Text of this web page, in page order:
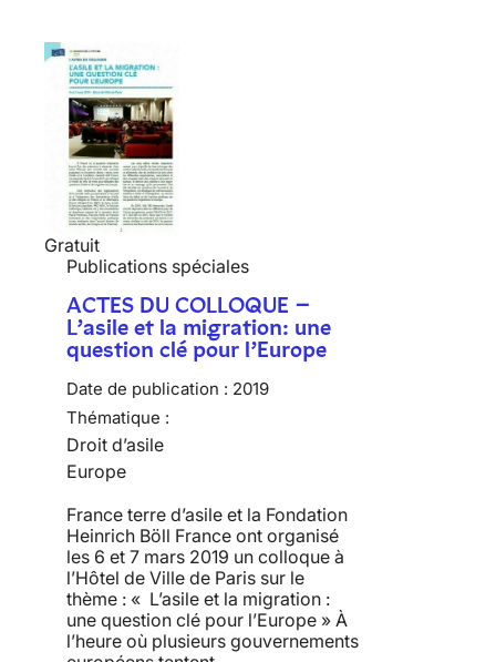
Gratuit
Publications spéciales
ACTES DU COLLOQUE –
L’asile et la migration: une
question clé pour l’Europe
Date de publication : 2019
Thématique :
Droit d’asile
Europe
France terre d’asile et la Fondation
Heinrich Böll France ont organisé
les 6 et 7 mars 2019 un colloque à
l’Hôtel de Ville de Paris sur le
thème : « L’asile et la migration :
une question clé pour l’Europe » À
l’heure où plusieurs gouvernements